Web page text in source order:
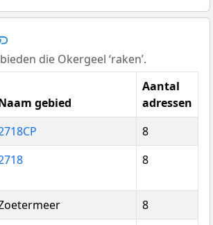
die Okergeel ‘raken’.
gebied
Aantal
adressen
8
8
8